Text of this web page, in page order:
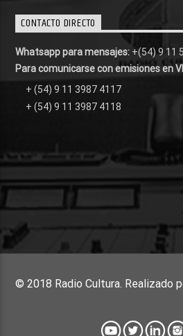
CONTACTO DIRECTO
Whatsapp para mensajes: +(54) 9 11
Para comunicarse con emisiones en
+ (54) 9 11 3987 4117
+ (54) 9 11 3987 4118
© 2018 Radio Cultura. Realizado